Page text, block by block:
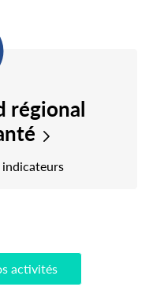
régional
activités